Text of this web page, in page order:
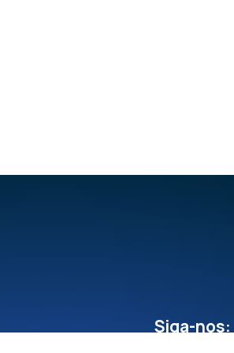
Siga-nos: